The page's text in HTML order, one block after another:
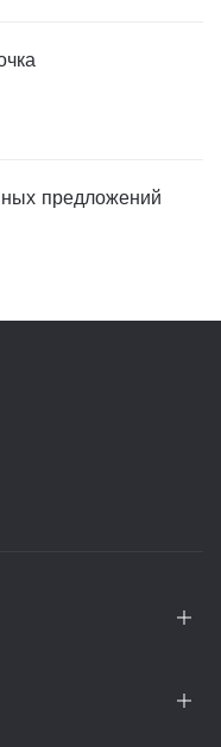
предложений